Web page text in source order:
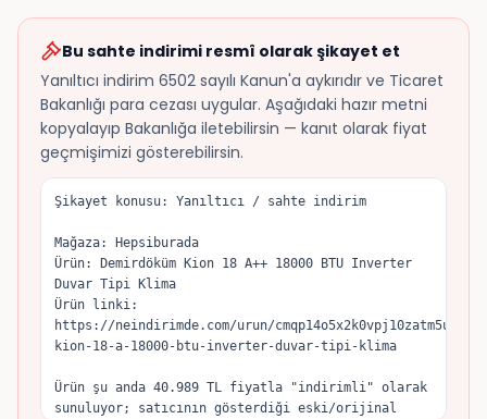
Bu sahte indirimi resmî olarak şikayet et
Yanıltıcı indirim 6502 sayılı Kanun'a aykırıdır ve Ticaret
Bakanlığı para cezası uygular. Aşağıdaki hazır metni
kopyalayıp Bakanlığa iletebilirsin — kanıt olarak fiyat
geçmişimizi gösterebilirsin.
Şikayet konusu: Yanıltıcı / sahte indirim
Mağaza: Hepsiburada
Ürün: Demirdöküm Kion 18 A++ 18000 BTU Inverter
Duvar Tipi Klima
Ürün linki:
https://neindirimde.com/urun/cmqp14o5x2k0vpj10zatm5u9b/
kion-18-a-18000-btu-inverter-duvar-tipi-klima
Ürün şu anda 40.989 TL fiyatla "indirimli" olarak
sunuluyor; satıcının gösterdiği eski/orijinal